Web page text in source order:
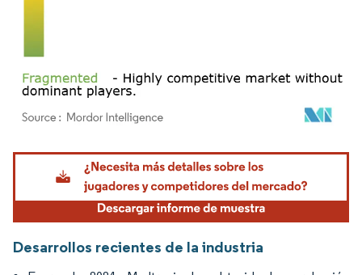
Imagen © Mordor Intelligence. El uso requiere atribución según CC BY 4.0.
Desarrollos recientes de la industria